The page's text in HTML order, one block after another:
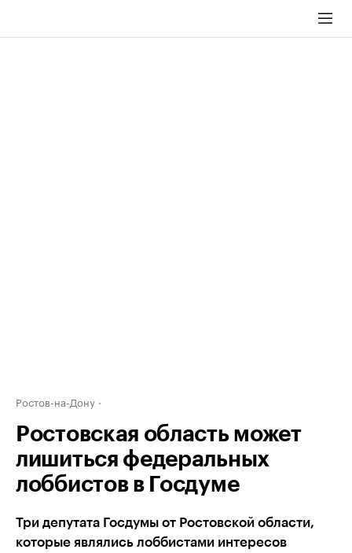
Ростов-на-Дону
Ростовская область может
лишиться федеральных
лоббистов в Госдуме
Три депутата Госдумы от Ростовской области,
которые являлись лоббистами интересов